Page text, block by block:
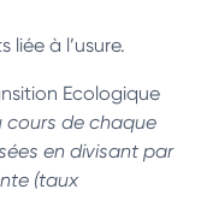
à l’usure.
Ecologique
cours de chaque
en divisant par
(taux